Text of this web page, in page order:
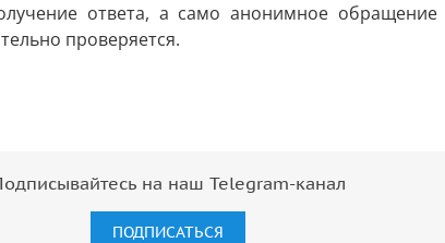
ответа, а само анонимное
проверяется.
на наш Telegram-канал
ПОДПИСАТЬСЯ